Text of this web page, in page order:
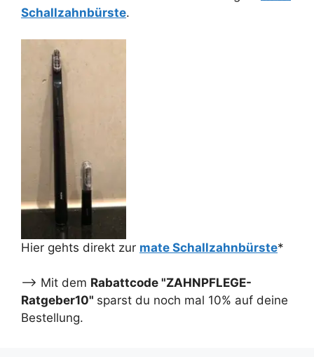
Schallzahnbürste.
Hier gehts direkt zur mate Schallzahnbürste*
--> Mit dem Rabattcode "ZAHNPFLEGE-
Ratgeber10" sparst du noch mal 10% auf deine
Bestellung.